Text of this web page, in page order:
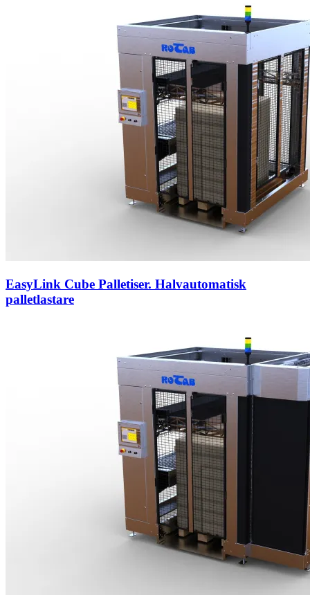
EasyLink Cube Palletiser. Halvautomatisk
palletlastare